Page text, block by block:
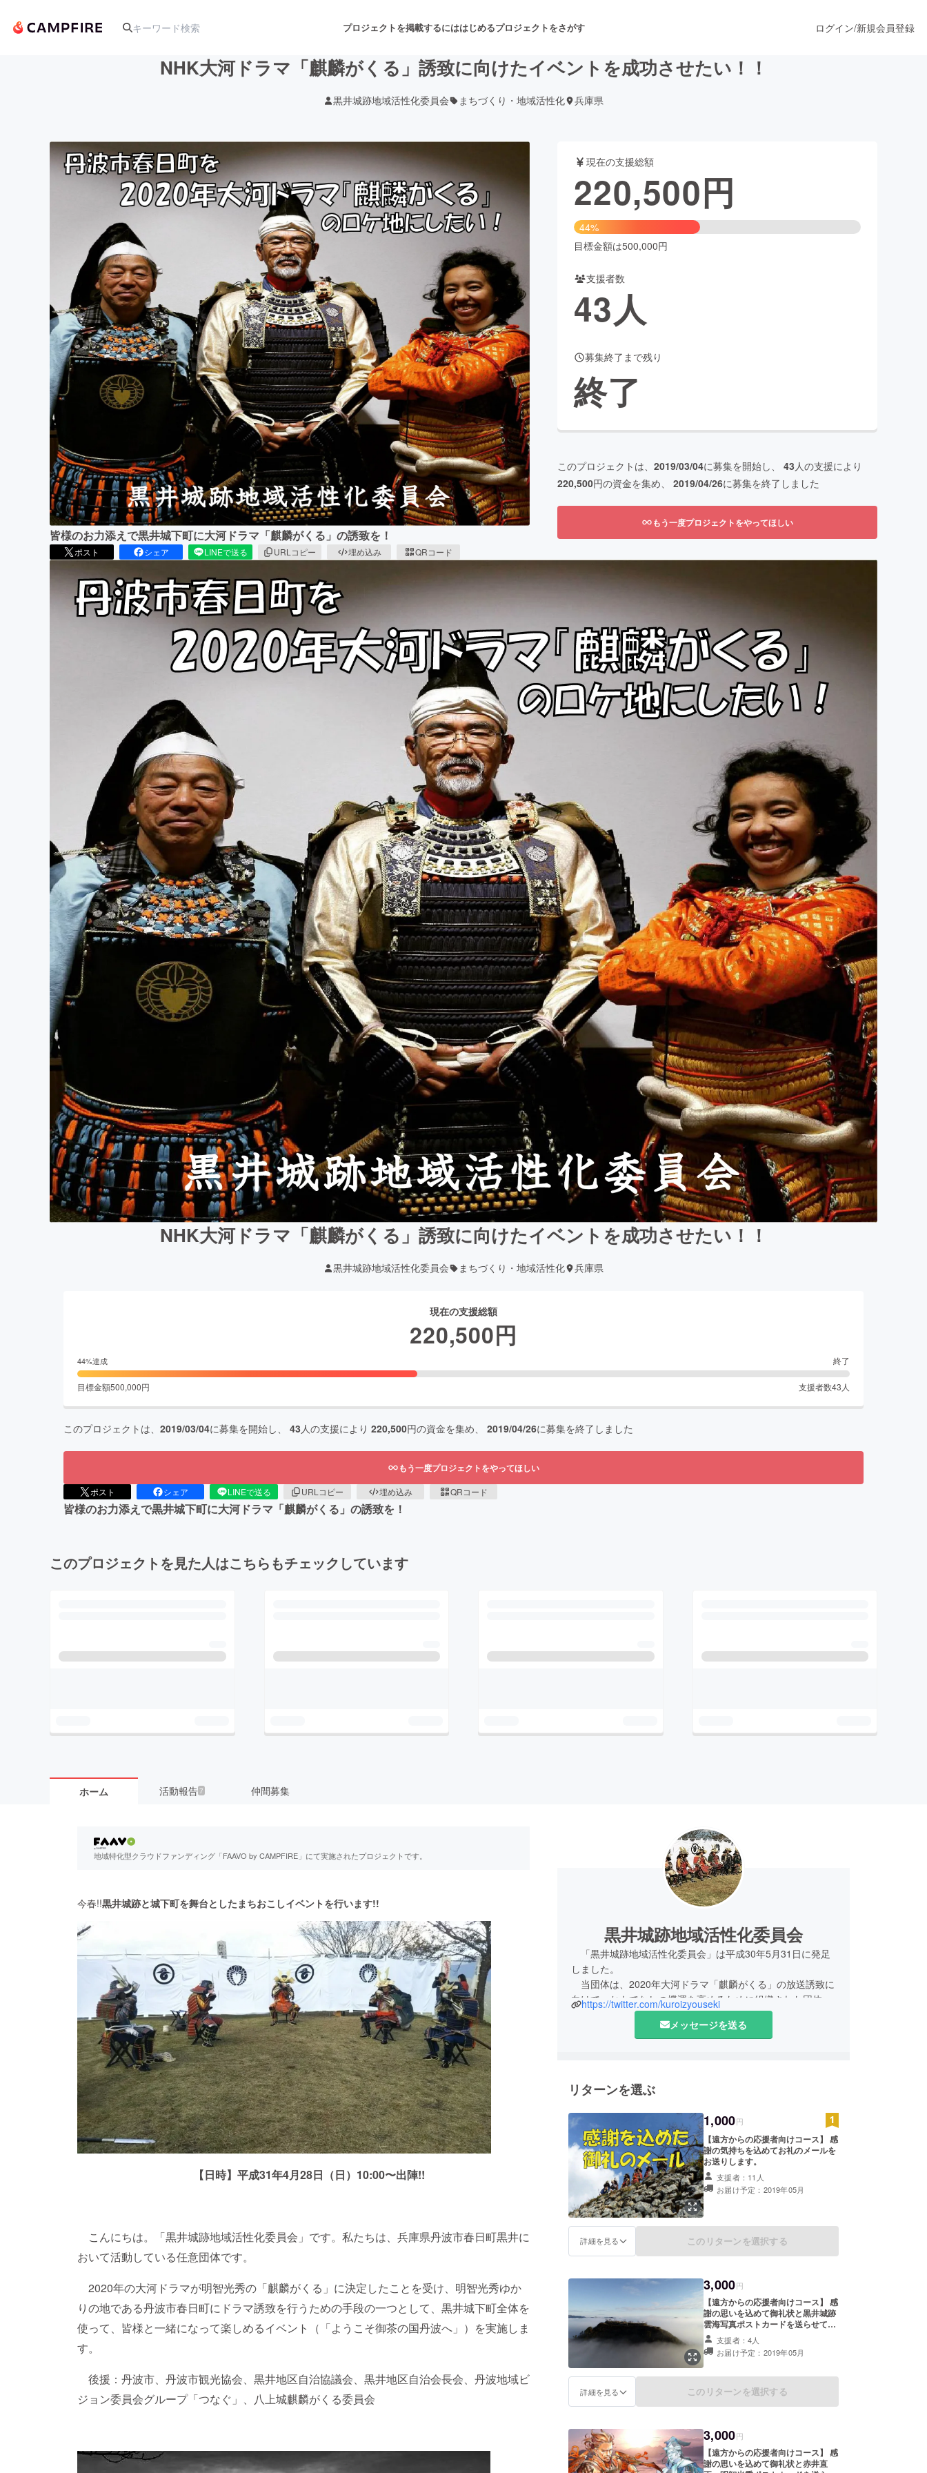
プロジェクトを掲載するにははじめるプロジェクトをさがす
アート・写真 音楽 舞台・パフォーマンス
テクノロジー・ガジェット ゲーム・サービス開発 フード・飲食店 ファッション
映像・映画
ビジネス・起業 チャレンジ ビューティー・ヘルスケア
まちづくり・地域活性化
CAMPFIRE for Social GoodCAMPFIRE Creation
CAMPFIREふるさと納税machi-ya コミュニティ
ログイン/新規会員登録
NHK大河ドラマ「麒麟がくる」誘致に向けたイベントを成功させたい！！
黒井城跡地域活性化委員会 まちづくり・地域活性化 兵庫県
皆様のお力添えで黒井城下町に大河ドラマ「麒麟がくる」の誘致を！
ポスト シェア LINEで送る URLコピー 埋め込み QRコード
現在の支援総額
220,500円
44%
目標金額は500,000円
支援者数
43人
募集終了まで残り
終了
このプロジェクトは、 2019/03/04に募集を開始し、 43人の支援により
220,500円の資金を集め、 2019/04/26に募集を終了しました
もう一度プロジェクトをやってほしい
NHK大河ドラマ「麒麟がくる」誘致に向けたイベントを成功させたい！！
黒井城跡地域活性化委員会 まちづくり・地域活性化 兵庫県
現在の支援総額
220,500円
44%達成 終了
目標金額500,000円 支援者数43 人
このプロジェクトは、 2019/03/04に募集を開始し、 43人の支援により 220,500円の資金を集め、 2019/04/26に募集を終了しました
もう一度プロジェクトをやってほしい
ポスト シェア LINEで送る URLコピー 埋め込み QRコード
皆様のお力添えで黒井城下町に大河ドラマ「麒麟がくる」の誘致を！
このプロジェクトを見た人はこちらもチェックしています
ホーム 活動報告7 仲間募集
地域特化型クラウドファンディング「FAAVO by CAMPFIRE」にて実施されたプロジェクトです。
今春!!黒井城跡と城下町を舞台としたまちおこしイベントを行います!!
【日時】平成31年4月28日（日）10:00〜出陣!!
こんにちは。「黒井城跡地域活性化委員会」です。私たちは、兵庫県丹波市春日町黒井に
おいて活動している任意団体です。
2020年の大河ドラマが明智光秀の「麒麟がくる」に決定したことを受け、明智光秀ゆか
りの地である丹波市春日町にドラマ誘致を行うための手段の一つとして、黒井城下町全体を
使って、皆様と一緒になって楽しめるイベント（「ようこそ御茶の国丹波へ」）を実施しま
す。
後援：丹波市、丹波市観光協会、黒井地区自治協議会、黒井地区自治会長会、丹波地域ビ
ジョン委員会グループ「つなぐ」、八上城麒麟がくる委員会
黒井城跡地域活性化委員会
「黒井城跡地域活性化委員会」は平成30年5月31日に発足
しました。
当団体は、2020年大河ドラマ「麒麟がくる」の放送誘致に
向けて、おもてなしの機運を高めるために組織された団体で
現在の丹波市春日町にある黒井城の城主であった赤井直正
程、丹波国の勢力は強大でありました。
目の丹波攻めにより、落城させられた黒井城とその城下町黒
井。今なお黒井には外部からの侵略を防ぐための仕組みなど
が残っています。
平成31年4月28日には戦国時代にタイムスリップしたよう
なイベントを皆様と共有すべく、日々活動しております。
https://twitter.com/kuroizyouseki
メッセージを送る
リターンを選ぶ
1,000円
【遠方からの応援者向けコース】 感
謝の気持ちを込めてお礼のメールを
お送りします。
支援者：11人
お届け予定：2019年05月
詳細を見る このリターンを選択する
3,000円
【遠方からの応援者向けコース】 感
謝の思いを込めて御礼状と黒井城跡
雲海写真ポストカードを送らせてい
ただきます。
支援者：4人
お届け予定：2019年05月
詳細を見る このリターンを選択する
3,000円
【遠方からの応援者向けコース】 感
謝の思いを込めて御礼状と赤井直